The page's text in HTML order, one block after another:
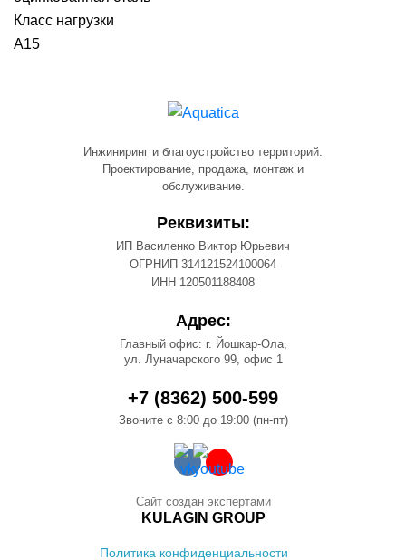
Класс нагрузки
A15
Инжиниринг и благоустройство территорий.
Проектирование, продажа, монтаж и
обслуживание.
Реквизиты:
ИП Василенко Виктор Юрьевич
ОГРНИП 314121524100064
ИНН 120501188408
Адрес:
Главный офис: г. Йошкар-Ола,
ул. Луначарского 99, офис 1
+7 (8362) 500-599
Звоните с 8:00 до 19:00 (пн-пт)
Политика конфиденциальности
Сайт создан экспертами
KULAGIN GROUP